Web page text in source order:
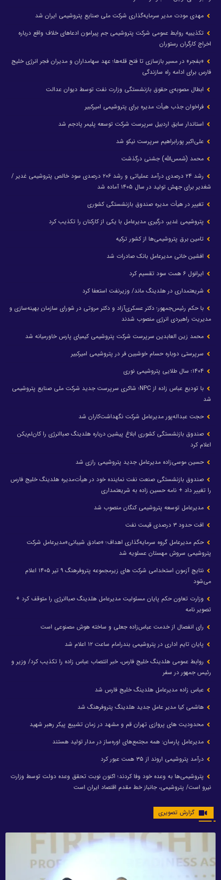
مهدی مودت مدیر سرمایه‌گذاری شرکت ملی صنایع پتروشیمی ایران شد
تکذیبیه روابط عمومی شرکت پتروشیمی جم پیرامون ادعاهای خلاف واقع درباره
اخراج کارگران رستوران
«بفجر» در مسیر بازسازی تا فتح قله‌ها؛ عهد سهامداران و مدیران فجر انرژی خلیج
فارس برای ادامه راه سازندگی
ابطال مصوبه‌ی حقوق بازنشستگی وزارت نفت توسط دیوان عدالت
فراخوان جذب هیأت مدیره برای پتروشیمی امیرکبیر
استاندار سابق اردبیل سرپرست شرکت توسعه پلیمر پادجم شد
علی‌اکبر پورابراهیم سرپرست نیکو شد
محمد (شمس‌الله) جشنی درگذشت
رشد ۲۴ درصدی درآمد عملیاتی و رشد ۲۰۶ درصدی سود خالص پتروشیمی غدیر /
شغدیر برای جهش تولید در سال ۱۴۰۵ آماده شد
تغییر در هیأت مدیره صندوق بازنشستگی کشوری
پتروشیمی غدیر، درگیری مدیرعامل با یکی از کارکنان را تکذیب کرد
تامین برق پتروشیمی‌ها از کشور ترکیه
افشین خانی مدیرعامل بانک صادرات شد
ایرانول ۶ همت سود تقسیم کرد
شریعتمداری در هلدینگ ماند/ وزیرنفت استعفا کرد
با حکم رئیس‌جمهور؛ دکتر عسکری‌آزاد و دکتر مروتی در شورای سازمان بهینه‌سازی و
مدیریت راهبردی انرژی منصوب شدند
محمد زین العابدین سرپرست شرکت پتروشیمی کیمیای پارس خاورمیانه شد
سرپرستی دوباره حسام خوشبین فر در پتروشیمی امیرکبیر
با تودیع عباس زاده از NPC؛ شاکری سرپرست جدید شرکت ملی صنایع پتروشیمی
شد
حجت عبداله‌پور مدیرعامل شرکت نگهداشت‌کاران شد
صندوق بازنشستگی کشوری ابلاغ پیشین درباره هلدینگ صباانرژی را کان‌لم‌یکن
اعلام کرد
حسین موسی‌زاده مدیرعامل جدید پتروشیمی رازی شد
صندوق بازنشستگی صنعت نفت نماینده خود در هیأت‌مدیره هلدینگ خلیج فارس
را تغییر داد + نامه حسین زاده به شریعتمداری
مدیرعامل توسعه پتروشیمی کنگان منصوب شد
افت حدود ۳ درصدی قیمت نفت
حکم مدیرعامل گروه سرمایه‌گذاری اهداف؛ «صادق شیبانی»مدیرعامل شرکت
پتروشیمی سروش مهستان عسلویه شد
نتایج آزمون استخدامی شرکت های زیرمجموعه پتروفرهنگ ۹ تیر ۱۴۰۵ اعلام
می‌شود
وزارت تعاون حکم پایان مسئولیت مدیرعامل هلدینگ صباانرژی را متوقف کرد +
تصویر نامه
رای انفصال از خدمت عباس‌زاده جعلی و ساخته هوش مصنوعی است
پایان تایم اداری در پتروشیمی بندرامام ساعت ۱۲ اعلام شد
روابط عمومی هلدینگ خلیج فارس، خبر انتصاب عباس زاده را تکذیب کرد/ وزیر و
رئیس جمهور در سفر
عباس زاده مدیرعامل هلدینگ خلیج فارس شد
هاشمی کیا مدیر عامل جدید هلدینگ پتروفرهنگ شد
محدودیت های پروازی تهران قم و مشهد در زمان تشییع پیکر رهبر شهید
مدیرعامل پارسان: همه مجتمع‌های اوره‌ساز در مدار تولید هستند
درآمد پتروشیمی اروند از ۳۵ همت عبور کرد
پتروشیمی‌ها به وعده خود وفا کردند؛ اکنون نوبت تحقق وعده دولت توسط وزارت
نیرو است/ پتروشیمی، جانباز خط مقدم اقتصاد ایران است
گزارش تصویری